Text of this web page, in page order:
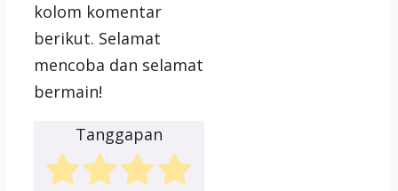
kolom komentar
berikut. Selamat
mencoba dan selamat
bermain!
Tanggapan